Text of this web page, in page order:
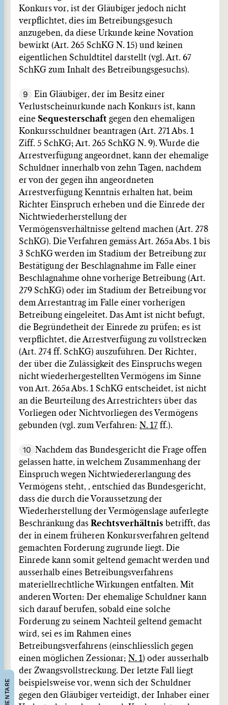
Konkurs vor, ist der Gläubiger jedoch nicht
verpflichtet, dies im Betreibungsgesuch
anzugeben, da diese Urkunde keine Novation
bewirkt (Art. 265 SchKG N. 15) und keinen
eigentlichen Schuldtitel darstellt (vgl. Art. 67
SchKG zum Inhalt des Betreibungsgesuchs).
9
Ein Gläubiger, der im Besitz einer
Verlustscheinurkunde nach Konkurs ist, kann
eine Sequesterschaft gegen den ehemaligen
Konkursschuldner beantragen (Art. 271 Abs. 1
Ziff. 5 SchKG; Art. 265 SchKG N. 9). Wurde die
Arrestverfügung angeordnet, kann der ehemalige
Schuldner innerhalb von zehn Tagen, nachdem
er von der gegen ihn angeordneten
Arrestverfügung Kenntnis erhalten hat, beim
Richter Einspruch erheben und die Einrede der
Nichtwiederherstellung der
Vermögensverhältnisse geltend machen (Art. 278
SchKG). Die Verfahren gemäss Art. 265a Abs. 1 bis
3 SchKG werden im Stadium der Betreibung zur
Bestätigung der Beschlagnahme im Falle einer
Beschlagnahme ohne vorherige Betreibung (Art.
279 SchKG) oder im Stadium der Betreibung vor
dem Arrestantrag im Falle einer vorherigen
Betreibung eingeleitet. Das Amt ist nicht befugt,
die Begründetheit der Einrede zu prüfen; es ist
verpflichtet, die Arrestverfügung zu vollstrecken
(Art. 274 ff. SchKG) auszuführen. Der Richter,
der über die Zulässigkeit des Einspruchs wegen
nicht wiederhergestellten Vermögens im Sinne
von Art. 265a Abs. 1 SchKG entscheidet, ist nicht
an die Beurteilung des Arrestrichters über das
Vorliegen oder Nichtvorliegen des Vermögens
gebunden (vgl. zum Verfahren: N. 17 ff.).
10
Nachdem das Bundesgericht die Frage offen
gelassen hatte, in welchem Zusammenhang der
Einspruch wegen Nichtwiedererlangung des
Vermögens steht, , entschied das Bundesgericht,
dass die durch die Voraussetzung der
Wiederherstellung der Vermögenslage auferlegte
Beschränkung das Rechtsverhältnis betrifft, das
der in einem früheren Konkursverfahren geltend
gemachten Forderung zugrunde liegt. Die
Einrede kann somit geltend gemacht werden und
ausserhalb eines Betreibungsverfahrens
materiellrechtliche Wirkungen entfalten. Mit
anderen Worten: Der ehemalige Schuldner kann
sich darauf berufen, sobald eine solche
Forderung zu seinem Nachteil geltend gemacht
wird, sei es im Rahmen eines
Betreibungsverfahrens (einschliesslich gegen
einen möglichen Zessionar; N. 1) oder ausserhalb
der Zwangsvollstreckung. Der letzte Fall liegt
beispielsweise vor, wenn sich der Schuldner
gegen den Gläubiger verteidigt, der Inhaber einer